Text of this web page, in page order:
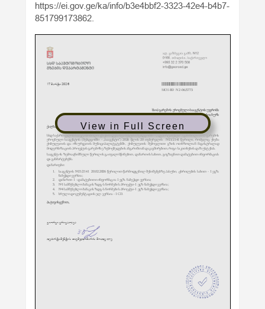
https://ei.gov.ge/ka/info/b3e4bbf2-3323-42e4-b4b7-
851799173862.
View in Full Screen